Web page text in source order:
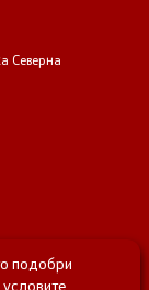
Северна
подобри